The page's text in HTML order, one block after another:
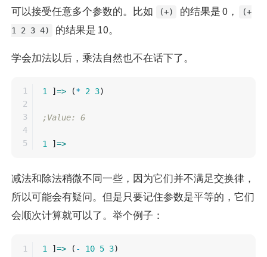
可以接受任意多个参数的。比如
(+) 的结果是 0，
(+
1 2 3 4)
的结果是 10。
学会加法以后，乘法自然也不在话下了。
1
2
3
4
1 ]=> (* 2 3)
;Value: 6
1 ]=>
减法和除法稍微不同一些，因为它们并不满足交换律，
所以可能会有疑问。但是只要记住参数是平等的，它们
会顺次计算就可以了。举个例子：
1
1 ] => ( - 10 5 3)